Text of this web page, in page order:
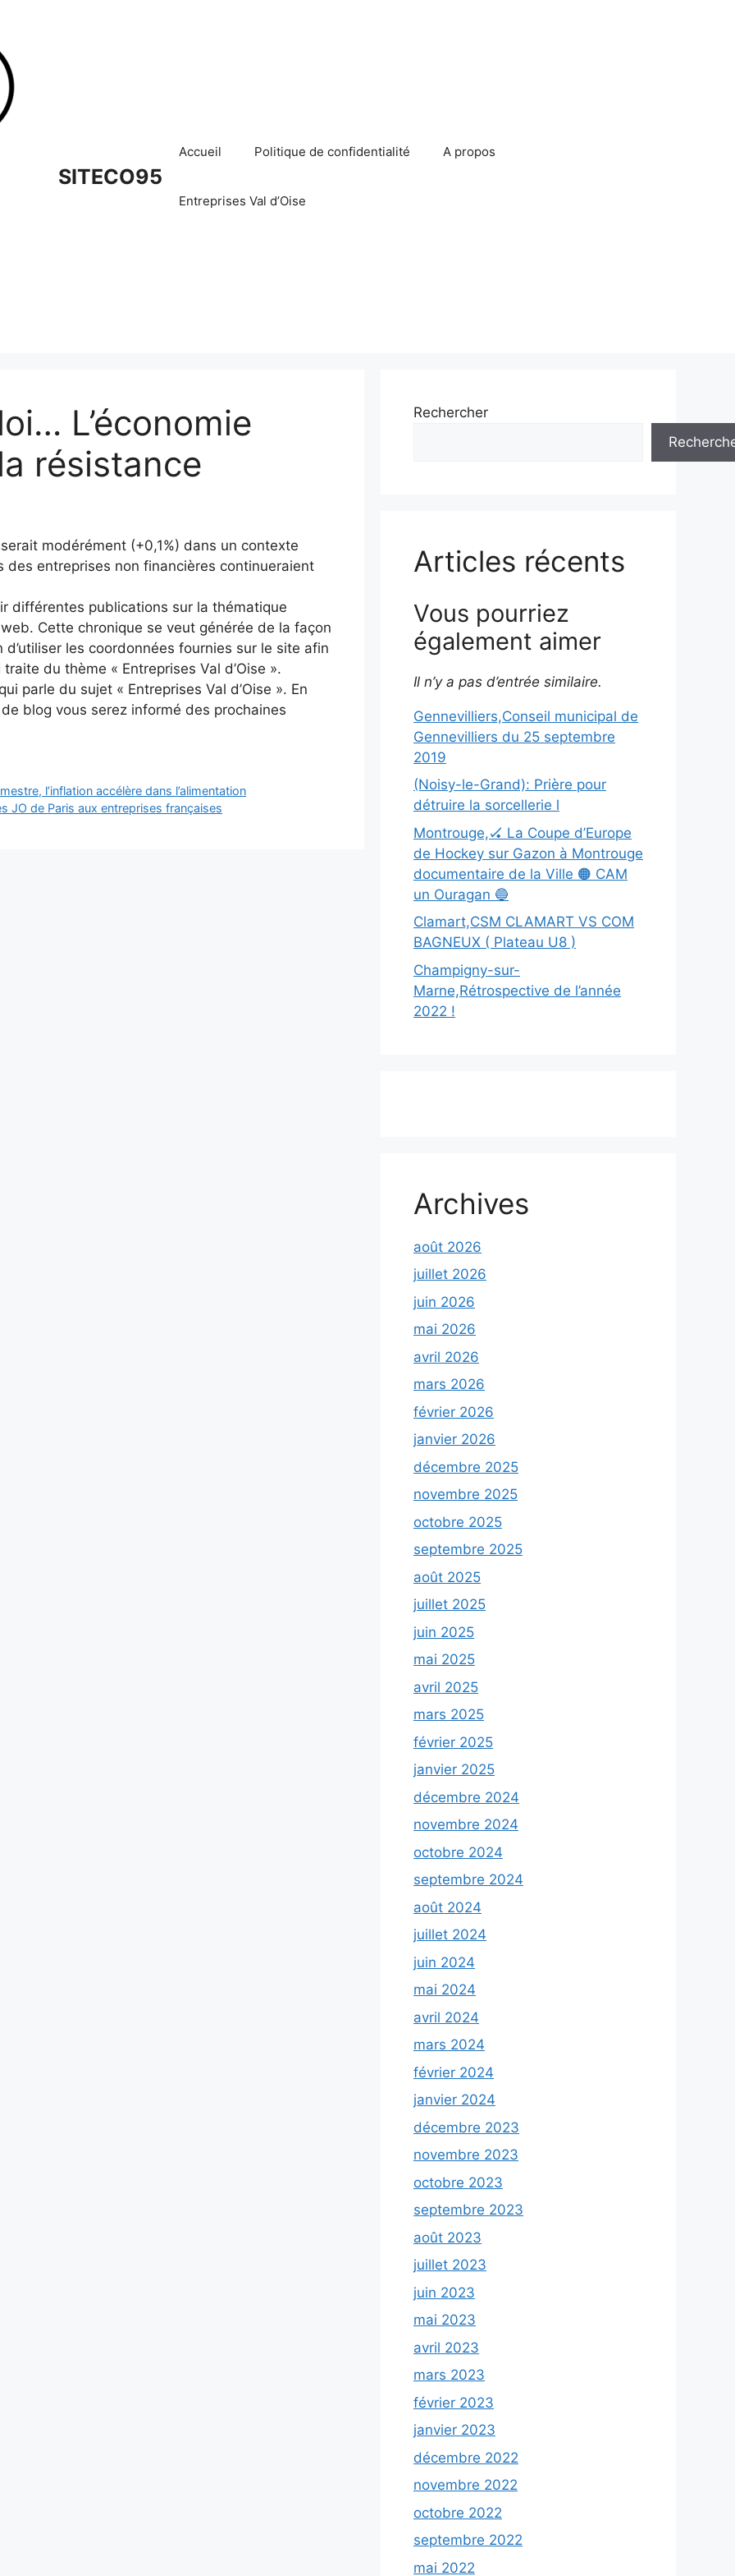
SITECO95
Accueil Politique de confidentialité A propos
Entreprises Val d’Oise
L’économie
résistance
modérément (+0,1%) dans un contexte
des entreprises non financières continueraient
différentes publications sur la thématique
Cette chronique se veut générée de la façon
les coordonnées fournies sur le site afin
du thème « Entreprises Val d’Oise ».
parle du sujet « Entreprises Val d’Oise ». En
blog vous serez informé des prochaines
l’inflation accélère dans l’alimentation
JO de Paris aux entreprises françaises
Rechercher
Articles récents
Vous pourriez
également aimer
Il n’y a pas d’entrée similaire.
Gennevilliers,Conseil municipal de
Gennevilliers du 25 septembre
2019
(Noisy-le-Grand): Prière pour
détruire la sorcellerie l
Montrouge,🏑 La Coupe d’Europe
de Hockey sur Gazon à Montrouge
documentaire de la Ville 🟠 CAM
un Ouragan 🔵
Clamart,CSM CLAMART VS COM
BAGNEUX ( Plateau U8 )
Champigny-sur-
Marne,Rétrospective de l’année
2022 !
Archives
août 2026
juillet 2026
juin 2026
mai 2026
avril 2026
mars 2026
février 2026
janvier 2026
décembre 2025
novembre 2025
octobre 2025
septembre 2025
août 2025
juillet 2025
juin 2025
mai 2025
avril 2025
mars 2025
février 2025
janvier 2025
décembre 2024
novembre 2024
octobre 2024
septembre 2024
août 2024
juillet 2024
juin 2024
mai 2024
avril 2024
mars 2024
février 2024
janvier 2024
décembre 2023
novembre 2023
octobre 2023
septembre 2023
août 2023
juillet 2023
juin 2023
mai 2023
avril 2023
mars 2023
février 2023
janvier 2023
décembre 2022
novembre 2022
octobre 2022
septembre 2022
mai 2022